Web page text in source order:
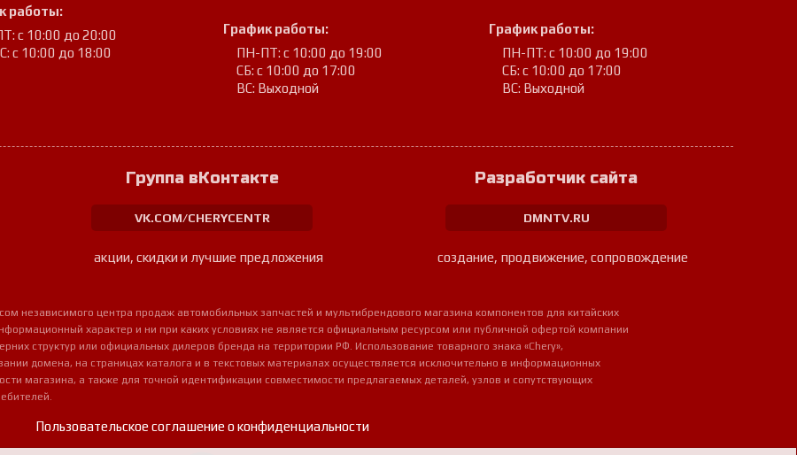
работы:
с 10:00 до 20:00
с 10:00 до 18:00
График работы:
ПН-ПТ: с 10:00 до 19:00
СБ: с 10:00 до 17:00
ВС: Выходной
График работы:
ПН-ПТ: с 10:00 до 19:00
СБ: с 10:00 до 17:00
ВС: Выходной
Группа вКонтакте
VK.COM/CHERYCENTR
акции, скидки и лучшие предложения
Разработчик сайта
DMNTV.RU
создание, продвижение, сопровождение
независимого центра продаж автомобильных запчастей и мультибрендового магазина компонентов для китайских
характер и ни при каких условиях не является официальным ресурсом или публичной офертой компании
структур или официальных дилеров бренда на территории РФ. Использование товарного знака «Chery»,
домена, на страницах каталога и в текстовых материалах осуществляется исключительно в информационных
магазина, а также для точной идентификации совместимости предлагаемых деталей, узлов и сопутствующих
Пользовательское соглашение о конфиденциальности